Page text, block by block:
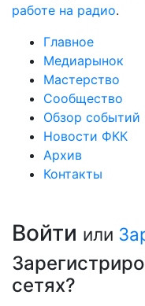
работе на радио.
Главное
Медиарынок
Мастерство
Сообщество
Обзор событий
Новости ФКК
Архив
Контакты
Войти или
сетях?